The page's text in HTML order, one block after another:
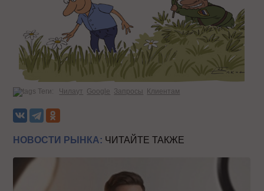
Теги: Чилаут Google Запросы Клиентам
НОВОСТИ РЫНКА: ЧИТАЙТЕ ТАКЖЕ